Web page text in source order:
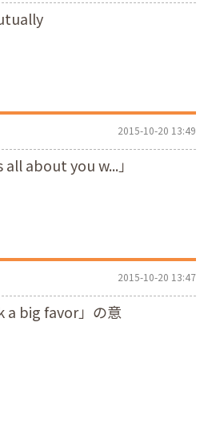
2015-10-20 13:49
all about you w...」
2015-10-20 13:47
a big favor」の意